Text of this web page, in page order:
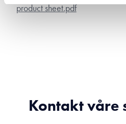
product sheet.pdf
Kontakt våre